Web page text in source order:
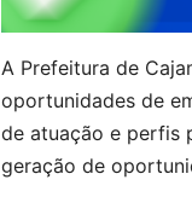
A Prefeitura de
oportunidades de
de atuação e perfis
geração de